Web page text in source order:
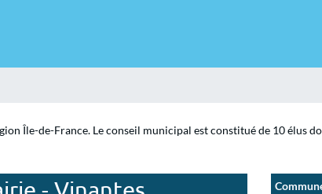
Île-de-France. Le conseil municipal est constitué de 10 élus